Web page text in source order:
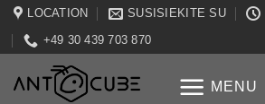
Skip
content
LOCATION SUSISIEKITE SU
+49 30 439 703 870
MENU